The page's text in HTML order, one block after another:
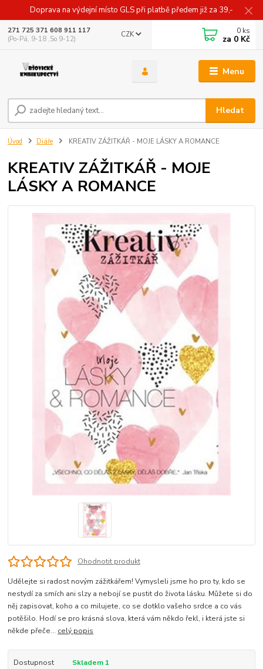
Doprava na výdejní místo GLS při platbě předem již za 39,-
Menu
CZK
Hledat
271 725 371 608 911 117
(Po-Pá, 9-18 ,So 9-12)
0 ks
za 0 Kč
Úvod Diáře KREATIV ZÁŽITKÁŘ - MOJE LÁSKY A ROMANCE
KREATIV ZÁŽITKÁŘ - MOJE
LÁSKY A ROMANCE
Ohodnotit produkt
Udělejte si radost novým zážitkářem! Vymysleli jsme ho pro ty, kdo se
nestydí za smích ani slzy a nebojí se pustit do života lásku. Můžete si do
něj zapisovat, koho a co milujete, co se dotklo vašeho srdce a co vás
potěšilo. Hodí se pro krásná slova, která vám někdo řekl, i která jste si
někde přeče... celý popis
Dostupnost
Skladem 1